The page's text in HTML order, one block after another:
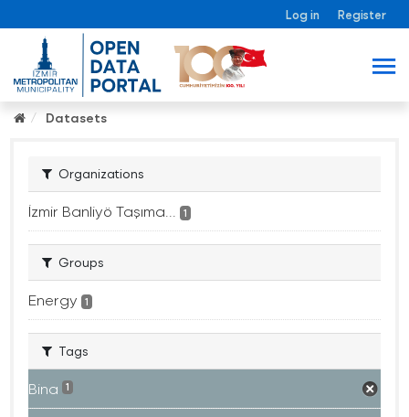
Log in Register
Datasets
Organizations
İzmir Banliyö Taşıma... 1
Groups
Energy 1
Tags
Bina 1